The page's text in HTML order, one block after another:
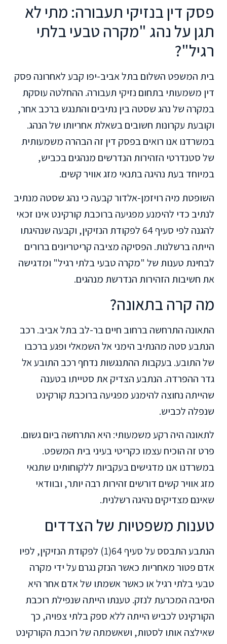
פסק דין בנזיקי תעבורה: מתי לא
תגן על נהג "מקרה טבעי בלתי
רגיל"?
בית המשפט השלום בתל אביב-יפו קבע לאחרונה פסק
דין משמעותי בתחום נזיקי תעבורה. ההחלטה עוסקת
במקרה של נהג שסטה בין נתיבים והתנגש ברכב אחר,
וקובעת עקרונות חשובים בשאלת אחריותו של הנהג.
במשרדנו אנו רואים בפסק דין זה הבהרה משמעותית
של סטנדרטי הזהירות הנדרשים מנהגים בכביש,
במיוחד בעת נהיגה בתנאי מזג אוויר קשים.
השופטת מיה רויזמן-אלדור קבעה כי נהג שסטה מנתיב
לנתיב כדי להימנע מפגיעה ברוכבת קורקינט אינו זכאי
להגנה לפי סעיף 64 לפקודת הנזיקין, וקבעה שנהיגתו
הייתה ברשלנות. הפסיקה מציבה קריטריונים ברורים
לבחינת טענות של "מקרה טבעי בלתי רגיל" ומדגישה
את חשיבות הזהירות הנדרשת מנהגים.
מה קרה בתאונה?
התאונה התרחשה ברחוב חיים בר-לב בתל אביב. רכב
הנתבע סטה מהנתיב הימני אל השמאלי ופגע ברכבו
של התובע. בעקבות ההתנגשות נדחף רכב התובע אל
גדר ההפרדה. הנתבע הצדיק את סטייתו בטענה
שהייתה נחוצה להימנע מפגיעה ברוכבת קורקינט
שנפלה לכביש.
לתאונה היה רקע משמעותי: היא התרחשה ביום גשום.
פרט זה הוכיח עצמו כקריטי בעיני בית המשפט.
במשרדנו אנו מדגישים בעקביות ללקוחותינו שתנאי
מזג אוויר קשים דורשים זהירות רבה יותר, ובוודאי
שאינם מצדיקים נהיגה רשלנית.
טענות משפטיות של הצדדים
הנתבע התבסס על סעיף 64(1) לפקודת הנזיקין, לפיו
אדם פטור מאחריות כאשר הנזק נגרם על ידי מקרה
טבעי בלתי רגיל או כאשר אשמתו של אדם אחר היא
הסיבה המכרעת לנזק. טענתו הייתה שנפילת רוכבת
הקורקינט לכביש הייתה ללא ספק בלתי צפויה, כך
שאילצה אותו לסטות, ושאשמתה של רוכבת הקורקינט